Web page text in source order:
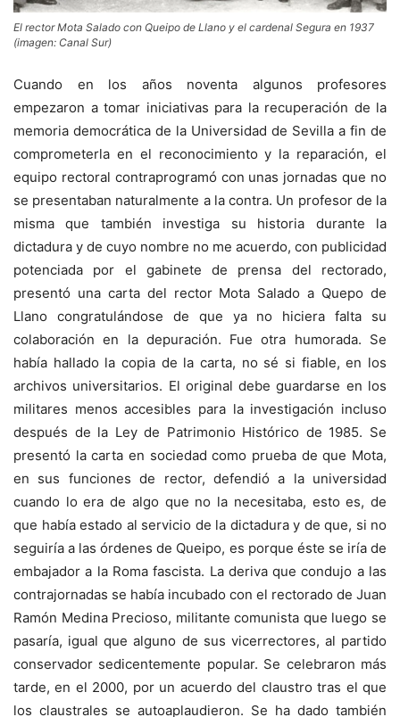
El rector Mota Salado con Queipo de Llano y el cardenal Segura en 1937
(imagen: Canal Sur)
Cuando en los años noventa algunos profesores
empezaron a tomar iniciativas para la recuperación de la
memoria democrática de la Universidad de Sevilla a fin de
comprometerla en el reconocimiento y la reparación, el
equipo rectoral contraprogramó con unas jornadas que no
se presentaban naturalmente a la contra. Un profesor de la
misma que también investiga su historia durante la
dictadura y de cuyo nombre no me acuerdo, con publicidad
potenciada por el gabinete de prensa del rectorado,
presentó una carta del rector Mota Salado a Quepo de
Llano congratulándose de que ya no hiciera falta su
colaboración en la depuración. Fue otra humorada. Se
había hallado la copia de la carta, no sé si fiable, en los
archivos universitarios. El original debe guardarse en los
militares menos accesibles para la investigación incluso
después de la Ley de Patrimonio Histórico de 1985. Se
presentó la carta en sociedad como prueba de que Mota,
en sus funciones de rector, defendió a la universidad
cuando lo era de algo que no la necesitaba, esto es, de
que había estado al servicio de la dictadura y de que, si no
seguiría a las órdenes de Queipo, es porque éste se iría de
embajador a la Roma fascista. La deriva que condujo a las
contrajornadas se había incubado con el rectorado de Juan
Ramón Medina Precioso, militante comunista que luego se
pasaría, igual que alguno de sus vicerrectores, al partido
conservador sedicentemente popular. Se celebraron más
tarde, en el 2000, por un acuerdo del claustro tras el que
los claustrales se autoaplaudieron. Se ha dado también